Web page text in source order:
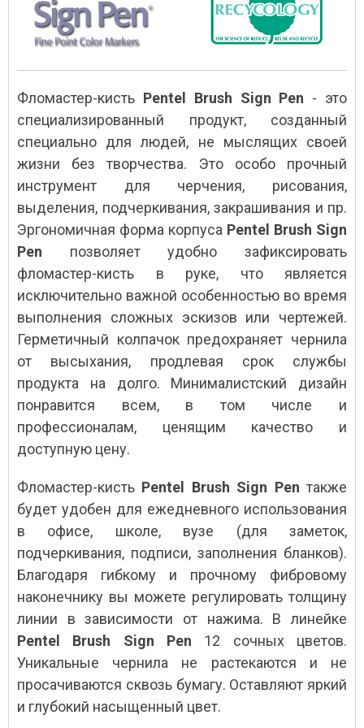
Фломастер-кисть Pentel Brush Sign Pen - это
специализированный продукт, созданный
специально для людей, не мыслящих своей
жизни без творчества. Это особо прочный
инструмент для черчения, рисования,
выделения, подчеркивания, закрашивания и пр.
Эргономичная форма корпуса Pentel Brush Sign
Pen позволяет удобно зафиксировать
фломастер-кисть в руке, что является
исключительно важной особенностью во время
выполнения сложных эскизов или чертежей.
Герметичный колпачок предохраняет чернила
от высыхания, продлевая срок службы
продукта на долго. Минималистский дизайн
понравится всем, в том числе и
профессионалам, ценящим качество и
доступную цену.
Фломастер-кисть Pentel Brush Sign Pen также
будет удобен для ежедневного использования
в офисе, школе, вузе (для заметок,
подчеркивания, подписи, заполнения бланков).
Благодаря гибкому и прочному фибровому
наконечнику вы можете регулировать толщину
линии в зависимости от нажима. В линейке
Pentel Brush Sign Pen 12 сочных цветов.
Уникальные чернила не растекаются и не
просачиваются сквозь бумагу. Оставляют яркий
и глубокий насыщенный цвет.